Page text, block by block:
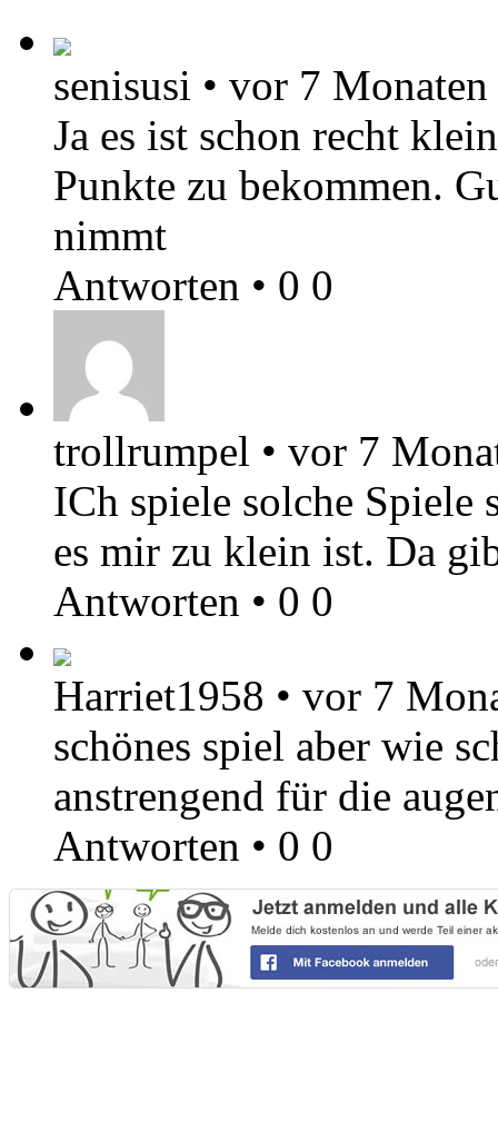
senisusi • vor 7 Monaten
Ja es ist schon recht
Punkte zu bekommen.
nimmt
Antworten • 0 0
trollrumpel • vor 7
ICh spiele solche Spiele
es mir zu klein ist. Da
Antworten • 0 0
Harriet1958 • vor 7
schönes spiel aber wie
anstrengend für die
Antworten • 0 0